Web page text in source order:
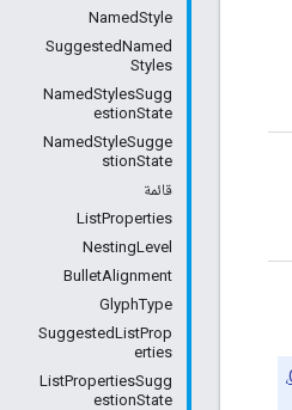
NamedStyle
SuggestedNamed
Styles
NamedStylesSugg
estionState
NamedStyleSugge
stionState
قائمة
ListProperties
NestingLevel
BulletAlignment
GlyphType
SuggestedListProp
erties
ListPropertiesSugg
estionState
،